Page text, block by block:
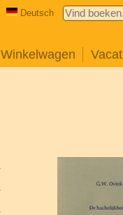
Deutsch
Winkelwagen